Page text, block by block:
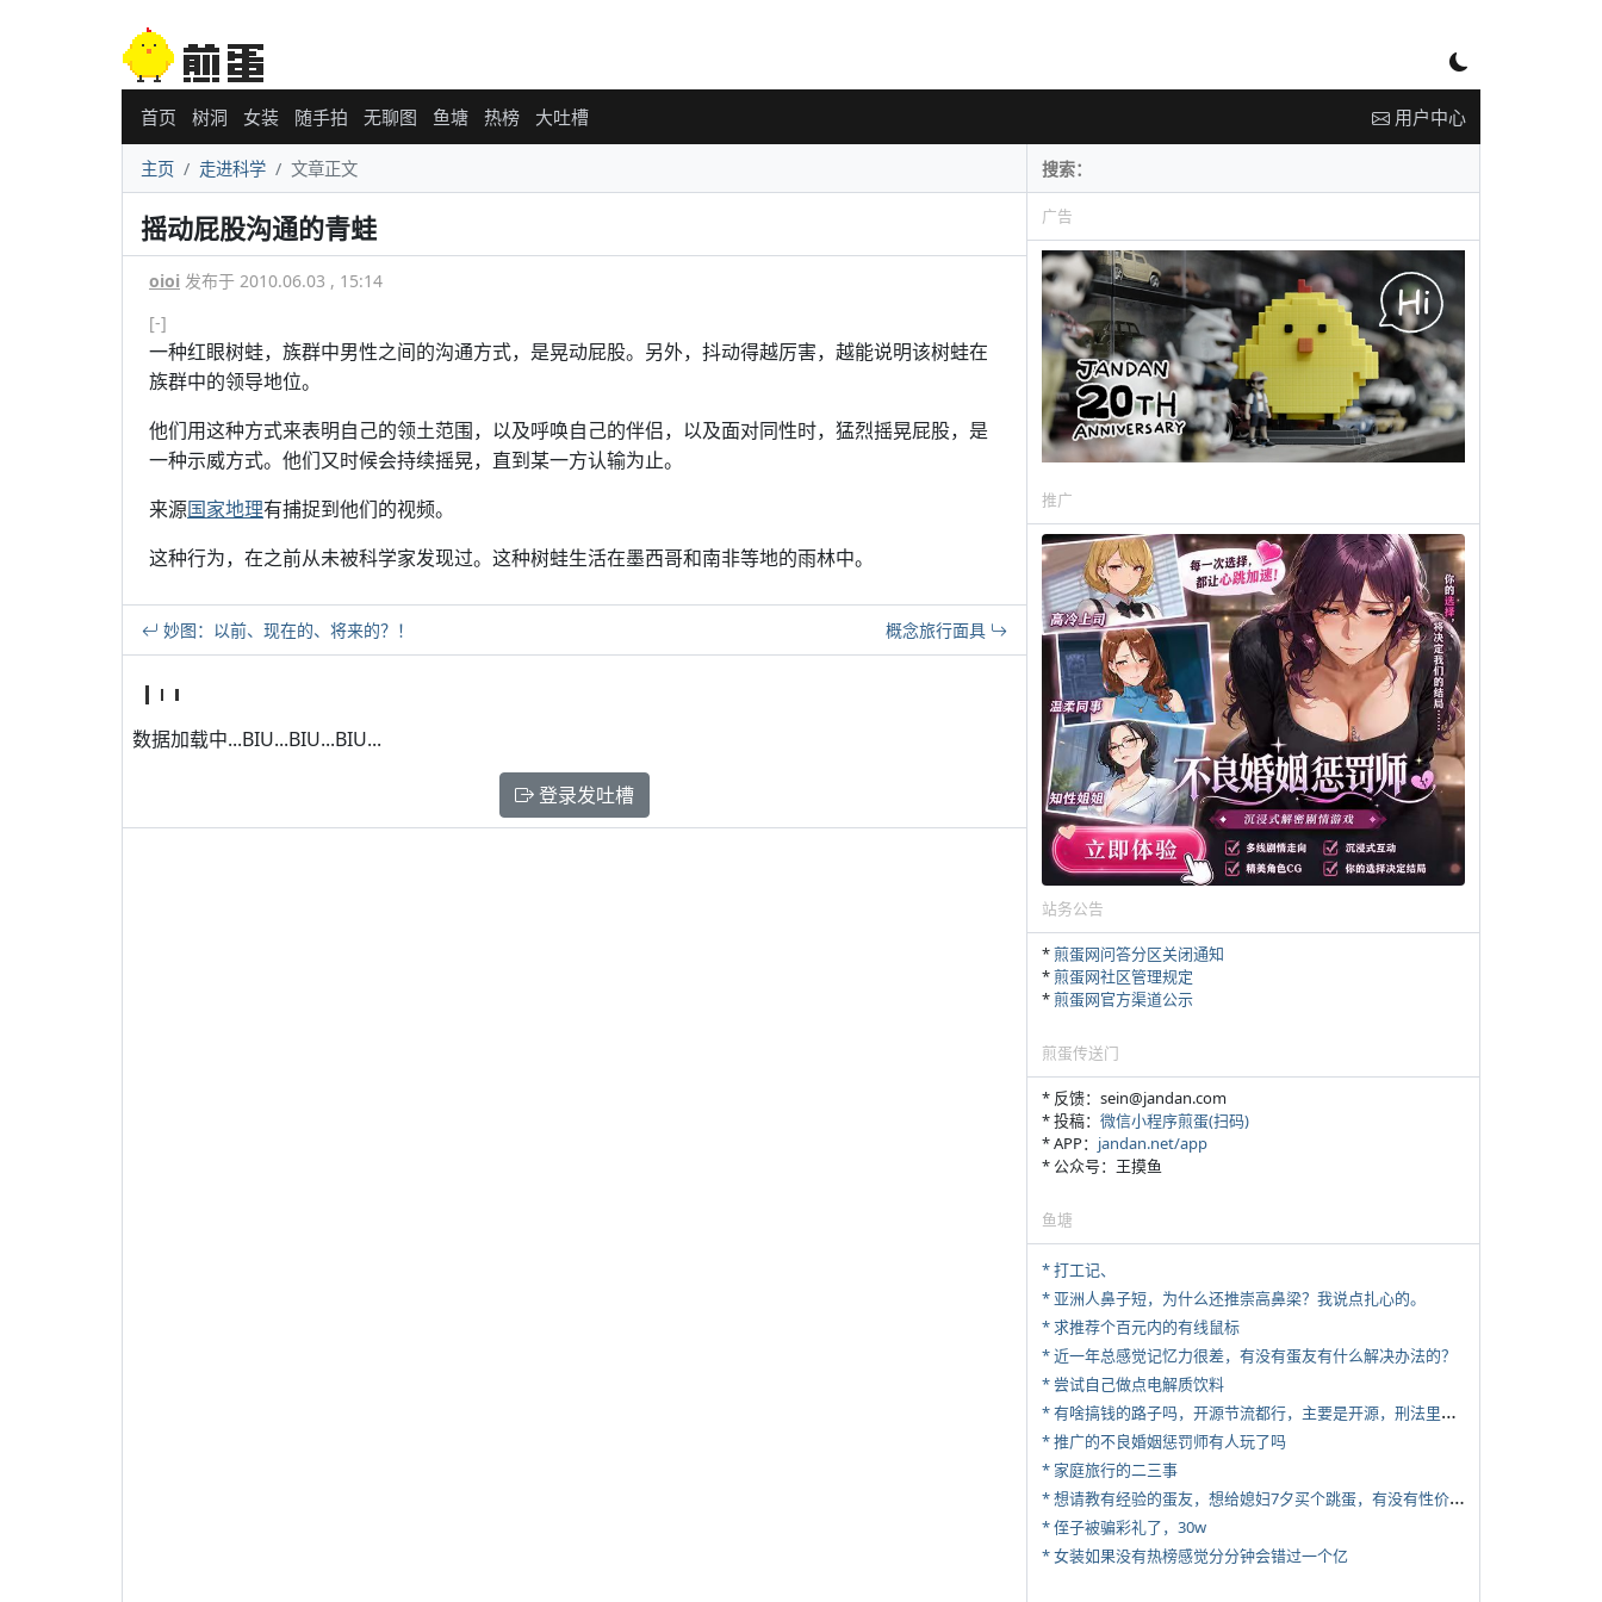
首页 树洞 女装 随手拍 无聊图 鱼塘 热榜 大吐槽 用户中心
主页 走进科学 文章正文
摇动屁股沟通的青蛙
oioi 发布于 2010.06.03 , 15:14
[-]
一种红眼树蛙，族群中男性之间的沟通方式，是晃动屁股。另外，抖动得越厉害，越能说明该树蛙在
族群中的领导地位。
他们用这种方式来表明自己的领土范围，以及呼唤自己的伴侣，以及面对同性时，猛烈摇晃屁股，是
一种示威方式。他们又时候会持续摇晃，直到某一方认输为止。
来源国家地理有捕捉到他们的视频。
这种行为，在之前从未被科学家发现过。这种树蛙生活在墨西哥和南非等地的雨林中。
妙图：以前、现在的、将来的？！ 概念旅行面具
数据加载中...BIU...BIU...BIU...
登录发吐槽
广告
推广
站务公告
*煎蛋网问答分区关闭通知
*煎蛋网社区管理规定
*煎蛋网官方渠道公示
煎蛋传送门
* 反馈：sein@jandan.com
* 投稿： 微信小程序煎蛋(扫码)
* APP： jandan.net/app
* 公众号：王摸鱼
鱼塘
* 打工记、
* 亚洲人鼻子短，为什么还推崇高鼻梁？我说点扎心的。
* 求推荐个百元内的有线鼠标
* 近一年总感觉记忆力很差，有没有蛋友有什么解决办法的？
* 尝试自己做点电解质饮料
*
有啥搞钱的路子吗，开源节流都行，主要是开源，刑法里的咱不做
* 推广的不良婚姻惩罚师有人玩了吗
* 家庭旅行的二三事
*
想请教有经验的蛋友，想给媳妇7夕买个跳蛋，有没有性价比高的推荐
* 侄子被骗彩礼了，30w
* 女装如果没有热榜感觉分分钟会错过一个亿